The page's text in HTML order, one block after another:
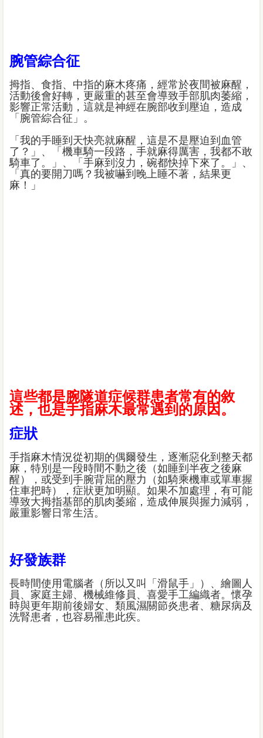
腕管綜合征
拇指、食指、中指的麻木疼痛，經常於夜間被麻醒，
活動後會好轉，更嚴重的甚至會導致手部肌肉萎縮，
影響正常活動，這就是神經在腕部收到壓迫，造成
「腕管綜合征」。
「我的手睡到天快亮就麻醒，這是不是壓迫到血管
了？」、「機車騎一段路，手就麻得厲害，我都不敢
騎車了。」、「手麻到沒力，碗都快掉下來了。」、
「真的要開刀嗎？我被嚇到晚上睡不著，結果更
麻！」
這些都是腕隧道症候群患者常有的敘
述，也是手指麻木最常遇到的原因。
症狀
手指麻木情況從初期的偶爾發生，逐漸惡化到整天都
麻，特別是一段時間不動之後（如睡到半夜之後麻
醒），或受到手腕背屈的壓力（如騎乘機車或單車握
住車把時），症狀更加明顯。如果不加處理，有可能
導致大拇指基部的肌肉萎縮，造成伸展與握力減弱，
嚴重影響日常生活。
好發族群
長時間使用電腦者（所以又叫「滑鼠手」）、繪圖人
員、家庭主婦、機械維修員、喜愛手工編織者。懷孕
時與更年期前後婦女、類風濕關節炎患者、糖尿病及
洗腎患者，也容易罹患此疾。